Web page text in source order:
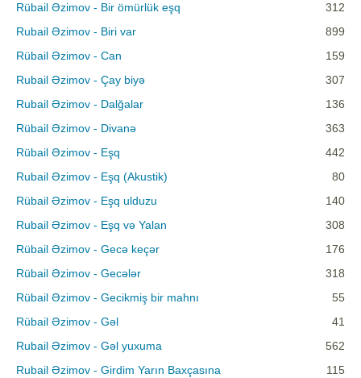
Rübail Əzimov - Bir ömürlük eşq
312
Rubail Əzimov - Biri var
899
Rübail Əzimov - Can
159
Rubail Əzimov - Çay biyə
307
Rubail Əzimov - Dalğalar
136
Rübail Əzimov - Divanə
363
Rübail Əzimov - Eşq
442
Rubail Əzimov - Eşq (Akustik)
80
Rübail Əzimov - Eşq ulduzu
140
Rubail Əzimov - Eşq və Yalan
308
Rübail Əzimov - Gecə keçər
176
Rübail Əzimov - Gecələr
318
Rübail Əzimov - Gecikmiş bir mahnı
55
Rübail Əzimov - Gəl
41
Rubail Əzimov - Gəl yuxuma
562
Rubail Əzimov - Girdim Yarın Baxçasına
115